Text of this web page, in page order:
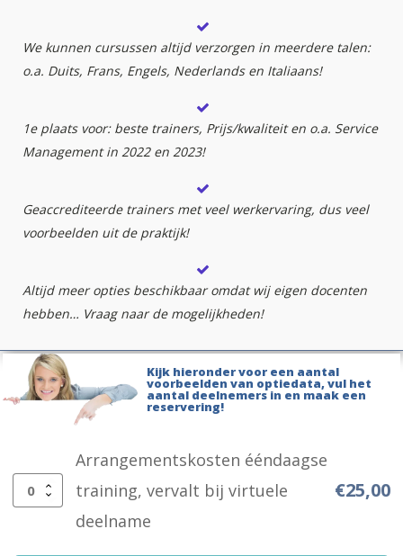
We kunnen cursussen altijd verzorgen in meerdere talen:
o.a. Duits, Frans, Engels, Nederlands en Italiaans!
1e plaats voor: beste trainers, Prijs/kwaliteit en o.a. Service
Management in 2022 en 2023!
Geaccrediteerde trainers met veel werkervaring, dus veel
voorbeelden uit de praktijk!
Altijd meer opties beschikbaar omdat wij eigen docenten
hebben… Vraag naar de mogelijkheden!
Kijk hieronder voor een aantal
voorbeelden van optiedata, vul het
aantal deelnemers in en maak een
reservering!
Arrangementskosten
ééndaagse
Arrangementskosten ééndaagse
training, vervalt bij virtuele
deelname
€25,00